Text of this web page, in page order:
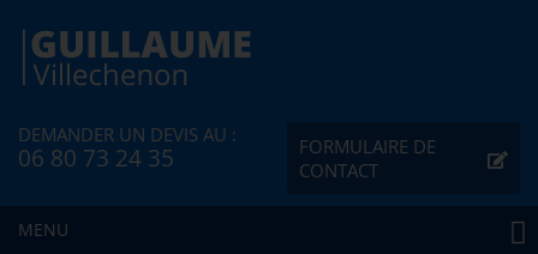
DEMANDER UN DEVIS AU :
06 80 73 24 35
FORMULAIRE DE
CONTACT
MENU